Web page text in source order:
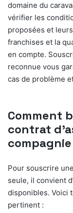
domaine du
vérifier les
proposées et
franchises et la
en compte.
reconnue vous
cas de problème
Comment
contrat
Pour souscrire
seule, il convient
disponibles. Voici
pertinent :